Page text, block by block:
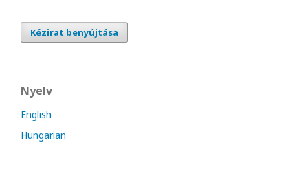
Kézirat benyújtása
Nyelv
English
Hungarian